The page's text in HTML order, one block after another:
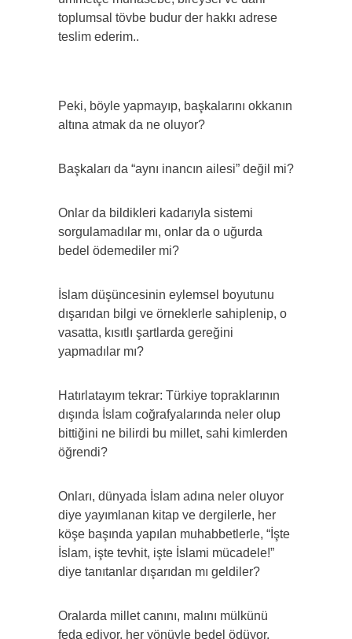
toplumsal tövbe budur der hakkı adrese
teslim ederim..
Peki, böyle yapmayıp, başkalarını okkanın
altına atmak da ne oluyor?
Başkaları da “aynı inancın ailesi” değil mi?
Onlar da bildikleri kadarıyla sistemi
sorgulamadılar mı, onlar da o uğurda
bedel ödemediler mi?
İslam düşüncesinin eylemsel boyutunu
dışarıdan bilgi ve örneklerle sahiplenip, o
vasatta, kısıtlı şartlarda gereğini
yapmadılar mı?
Hatırlatayım tekrar: Türkiye topraklarının
dışında İslam coğrafyalarında neler olup
bittiğini ne bilirdi bu millet, sahi kimlerden
öğrendi?
Onları, dünyada İslam adına neler oluyor
diye yayımlanan kitap ve dergilerle, her
köşe başında yapılan muhabbetlerle, “İşte
İslam, işte tevhit, işte İslami mücadele!”
diye tanıtanlar dışarıdan mı geldiler?
Oralarda millet canını, malını mülkünü
feda ediyor, her yönüyle bedel ödüyor,